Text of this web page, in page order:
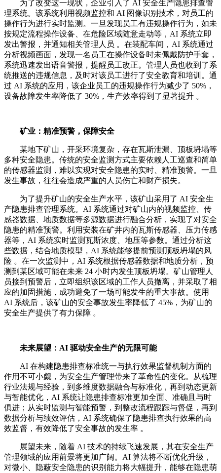
为了改变这一现状，企业引入了 AI 安全生产隐患排查管
理系统。该系统利用视频监控和 AI 图像识别技术，对员工的
操作行为进行实时监测。一旦发现员工有违规操作行为，如未
按规定流程操作设备、在危险区域随意走动等，AI 系统立即
发出警报，并通知相关管理人员 。在装配车间，AI 系统通过
分析视频画面，发现一名员工在操作设备时未佩戴防护手套，
系统迅速发出语音警报，提醒员工改正。管理人员也收到了系
统推送的违规信息，及时对该员工进行了安全教育和培训。通
过 AI 系统的应用，该企业员工的违规操作行为减少了 50%，
设备故障发生率降低了 30%，生产效率得到了显著提升 。
矿业：精准预警，保障安全
某地下矿山，开采环境复杂，存在瓦斯泄漏、顶板坍塌等
多种安全隐患。传统的安全监测方式主要依赖人工巡查和简单
的传感器监测，难以实现对安全隐患的实时、精准预警。一旦
发生事故，往往会造成严重的人员伤亡和财产损失。
为了提升矿山的安全生产水平，该矿山采用了 AI 安全生
产隐患排查管理系统。AI 系统通过对矿山内的视频监控、传
感器数据、地质数据等多源数据进行融合分析，实现了对安全
隐患的精准预警。利用安装在矿井内的瓦斯传感器、压力传感
器等，AI 系统实时监测瓦斯浓度、地压等参数。通过分析这
些数据，结合地质模型，AI 系统能够提前预测顶板坍塌的风
险 。在一次监测中，AI 系统根据传感器数据和地质分析，预
测到某区域可能在未来 24 小时内发生顶板坍塌。矿山管理人
员接到预警后，立即组织该区域的工作人员撤离，并采取了相
应的加固措施，成功避免了一场可能发生的重大事故。使用
AI 系统后，该矿山的安全事故发生率降低了 45%，为矿山的
安全生产提供了有力保障 。
未来展望：AI 驱动安全生产的无限可能
AI 在构建隐患排查标准统一与执行效果监督机制方面的
作用不可小觑，为安全生产管理带来了革命性的变化。从梳理
行业法规与经验，到多维度数据融合与标准化，再到动态更新
与智能优化，AI 系统让隐患排查标准更加全面、准确且与时
俱进；从实时监测与智能预警，到整改流程跟踪与督促，再到
数据分析与绩效评估，AI 系统确保了隐患排查执行效果的高
效监督，有效降低了安全事故的发生率 。
展望未来，随着 AI 技术的持续飞速发展，其在安全生产
管理领域的应用前景将更加广阔。AI 算法将不断优化升级，
对微小、隐蔽安全隐患的识别能力将大幅提升，能够在隐患萌